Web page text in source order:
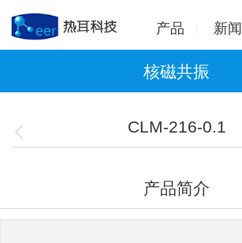
产品 新闻
核磁共振
CLM-216-0.1
产品简介